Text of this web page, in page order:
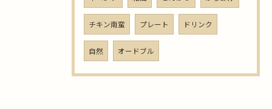
チキン南蛮 プレート ドリンク
自然 オードブル